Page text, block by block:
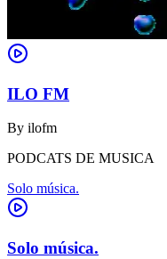
ILO FM
By ilofm
PODCATS DE MUSICA
Solo música.
Solo música.